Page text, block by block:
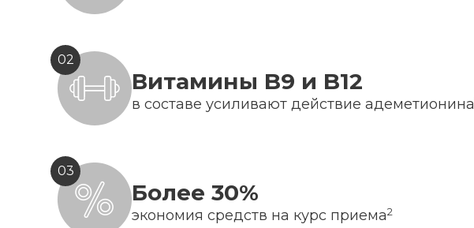
02
Витамины B9 и B12
в составе усиливают действие адеметионина
03
Более 30%
экономия средств на курс приема2